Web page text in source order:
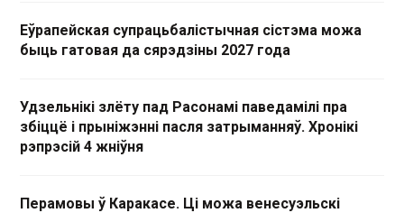
Еўрапейская супрацьбалістычная сістэма можа
быць гатовая да сярэдзіны 2027 года
Удзельнікі злёту пад Расонамі паведамілі пра
збіццё і прыніжэнні пасля затрыманняў. Хронікі
рэпрэсій 4 жніўня
Перамовы ў Каракасе. Ці можа венесуэльскі